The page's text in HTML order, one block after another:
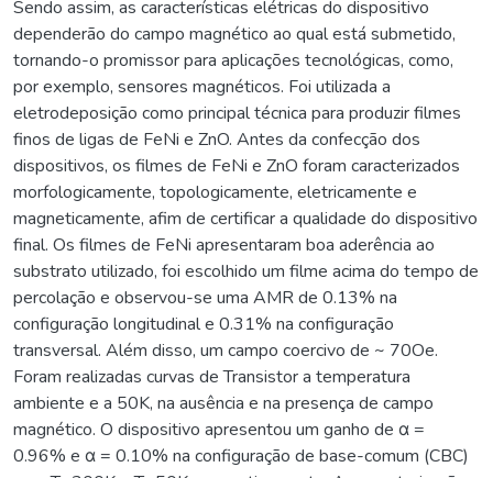
Sendo assim, as características elétricas do dispositivo
dependerão do campo magnético ao qual está submetido,
tornando-o promissor para aplicações tecnológicas, como,
por exemplo, sensores magnéticos. Foi utilizada a
eletrodeposição como principal técnica para produzir filmes
finos de ligas de FeNi e ZnO. Antes da confecção dos
dispositivos, os filmes de FeNi e ZnO foram caracterizados
morfologicamente, topologicamente, eletricamente e
magneticamente, afim de certificar a qualidade do dispositivo
final. Os filmes de FeNi apresentaram boa aderência ao
substrato utilizado, foi escolhido um filme acima do tempo de
percolação e observou-se uma AMR de 0.13% na
configuração longitudinal e 0.31% na configuração
transversal. Além disso, um campo coercivo de ~ 70Oe.
Foram realizadas curvas de Transistor a temperatura
ambiente e a 50K, na ausência e na presença de campo
magnético. O dispositivo apresentou um ganho de α =
0.96% e α = 0.10% na configuração de base-comum (CBC)